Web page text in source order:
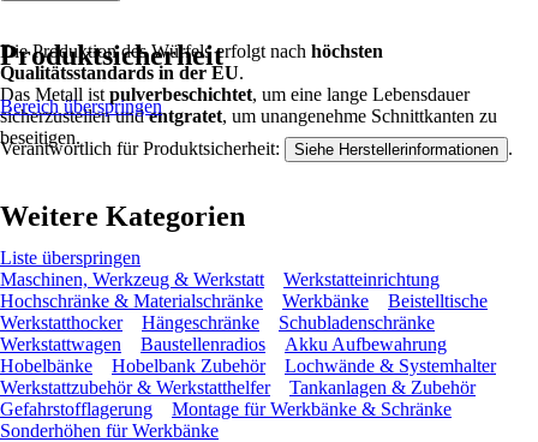
Die Produktion des Würfels erfolgt nach höchsten
Qualitätsstandards in der EU.
Das Metall ist pulverbeschichtet, um eine lange Lebensdauer
sicherzustellen undentgratet, um unangenehme Schnittkanten zu
beseitigen.
Produktsicherheit
Bereich überspringen
Verantwortlich für Produktsicherheit: Siehe Herstellerinformationen .
Weitere Kategorien
Liste überspringen
Maschinen, Werkzeug & Werkstatt
Werkstatteinrichtung
Hochschränke & Materialschränke
Werkbänke
Beistelltische
Werkstatthocker
Hängeschränke
Schubladenschränke
Werkstattwagen
Baustellenradios
Akku Aufbewahrung
Hobelbänke
Hobelbank Zubehör
Lochwände & Systemhalter
Werkstattzubehör & Werkstatthelfer
Tankanlagen & Zubehör
Gefahrstofflagerung
Montage für Werkbänke & Schränke
Sonderhöhen für Werkbänke